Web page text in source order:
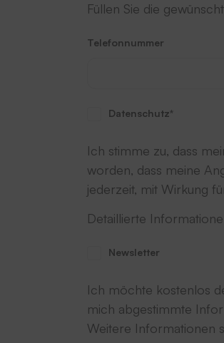
Füllen Sie die
Telefonnummer
Datenschutz*
Ich stimme zu, dass
worden, dass meine
jederzeit, mit Wirkung
Detaillierte
Newsletter
Ich möchte kostenlos
mich abgestimmte
Weitere Informationen